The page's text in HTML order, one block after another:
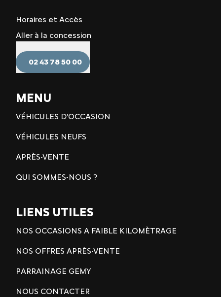
Horaires et Accès
Aller à la concession
02 43 78 50 00
MENU
VÉHICULES D'OCCASION
VÉHICULES NEUFS
APRÈS-VENTE
QUI SOMMES-NOUS ?
LIENS UTILES
NOS OCCASIONS A FAIBLE KILOMÈTRAGE
NOS OFFRES APRÈS-VENTE
PARRAINAGE GEMY
NOUS CONTACTER